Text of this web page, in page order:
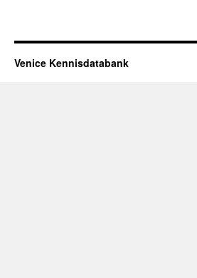
Venice Kennisdatabank